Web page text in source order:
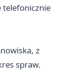
z
spraw.